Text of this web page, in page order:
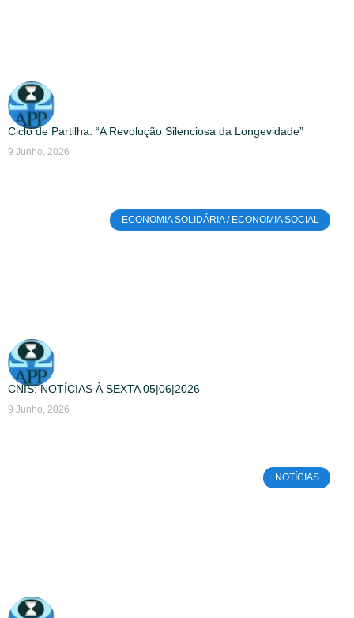
Ciclo de Partilha: “A Revolução Silenciosa da Longevidade”
9 Junho, 2026
ECONOMIA SOLIDÁRIA / ECONOMIA SOCIAL
CNIS: NOTÍCIAS À SEXTA 05|06|2026
9 Junho, 2026
NOTÍCIAS